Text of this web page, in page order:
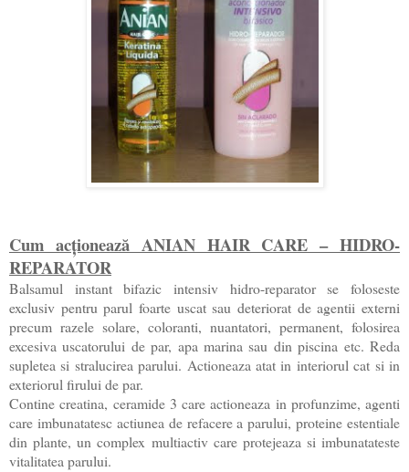
Cum acționează ANIAN HAIR CARE – HIDRO-
REPARATOR
Balsamul instant bifazic intensiv hidro-reparator se foloseste
exclusiv pentru parul foarte uscat sau deteriorat de agentii externi
precum razele solare, coloranti, nuantatori, permanent, folosirea
excesiva uscatorului de par, apa marina sau din piscina etc. Reda
supletea si stralucirea parului. Actioneaza atat in interiorul cat si in
exteriorul firului de par.
Contine creatina, ceramide 3 care actioneaza in profunzime, agenti
care imbunatatesc actiunea de refacere a parului, proteine estentiale
din plante, un complex multiactiv care protejeaza si imbunatateste
vitalitatea parului.